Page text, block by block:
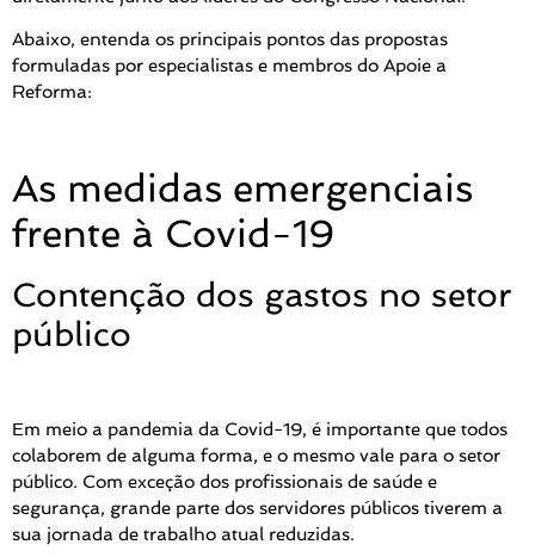
Abaixo, entenda os principais pontos das propostas
formuladas por especialistas e membros do Apoie a
Reforma:
As medidas emergenciais
frente à Covid-19
Contenção dos gastos no setor
público
Em meio a pandemia da Covid-19, é importante que todos
colaborem de alguma forma, e o mesmo vale para o setor
público. Com exceção dos profissionais de saúde e
segurança, grande parte dos servidores públicos tiverem a
sua jornada de trabalho atual reduzidas.